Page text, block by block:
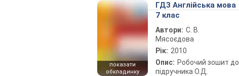
показати
обкладинку
ГДЗ Англійська мова
7 клас
Автори: С. В.
Мясоєдова
Рік: 2010
Опис: Робочий зошит до
підручника О.Д.